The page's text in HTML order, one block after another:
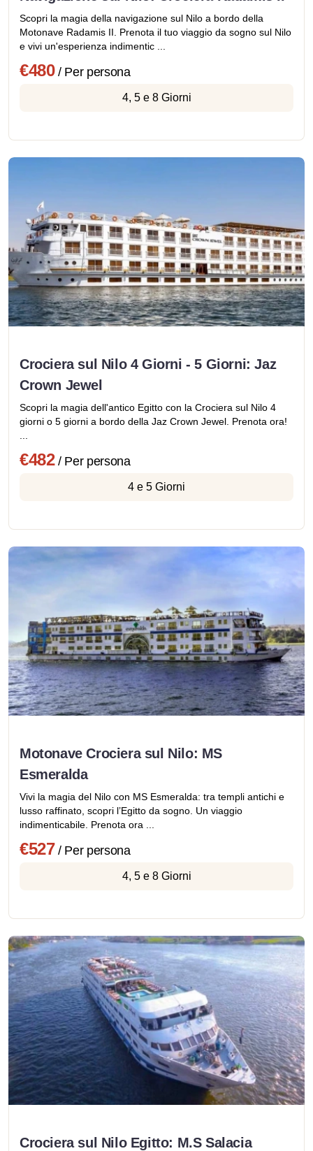
Scopri la magia della navigazione sul Nilo a bordo della
Motonave Radamis II. Prenota il tuo viaggio da sogno sul Nilo
e vivi un'esperienza indimentic ...
€480/ Per persona
4, 5 e 8 Giorni
Crociera sul Nilo 4 Giorni - 5 Giorni: Jaz
Crown Jewel
Scopri la magia dell'antico Egitto con la Crociera sul Nilo 4
giorni o 5 giorni a bordo della Jaz Crown Jewel. Prenota ora!
€482/ Per persona
4 e 5 Giorni
Motonave Crociera sul Nilo: MS
Esmeralda
Vivi la magia del Nilo con MS Esmeralda: tra templi antichi e
lusso raffinato, scopri l’Egitto da sogno. Un viaggio
indimenticabile. Prenota ora ...
€527 / Per persona
4, 5 e 8 Giorni
Crociera sul Nilo Egitto: M.S Salacia